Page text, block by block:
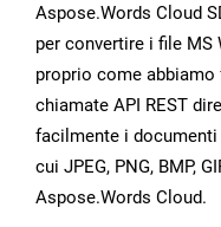
Aspose.Words Cloud
per convertire i file
proprio come
chiamate API REST
facilmente i
cui JPEG, PNG, BMP,
Aspose.Words Cloud.